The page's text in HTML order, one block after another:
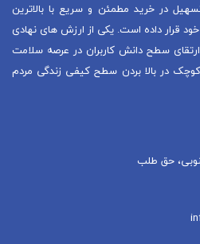
حق طلب
در خرید مطمئن و سریع با بالاترین
قرار داده است. یکی از ارزش های نهادی
و ارتقای سطح دانش کاربران در عرصه سلامت
در بالا بردن سطح کیفی زندگی مردم